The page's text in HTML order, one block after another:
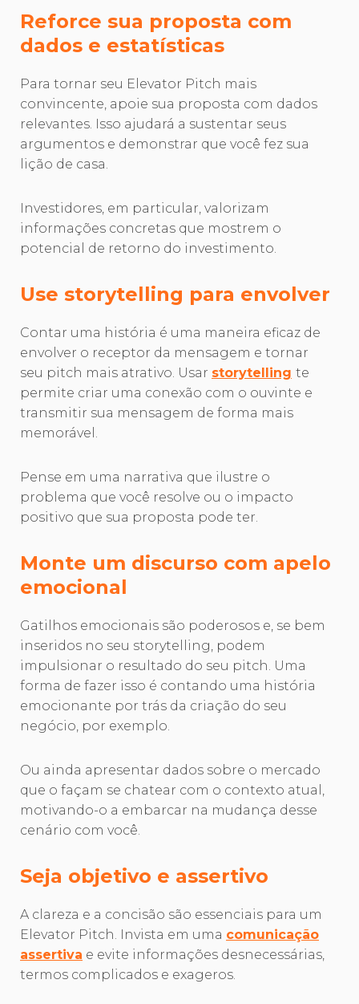
Reforce sua proposta com
dados e estatísticas
Para tornar seu Elevator Pitch mais
convincente, apoie sua proposta com dados
relevantes. Isso ajudará a sustentar seus
argumentos e demonstrar que você fez sua
lição de casa.
Investidores, em particular, valorizam
informações concretas que mostrem o
potencial de retorno do investimento.
Use storytelling para envolver
Contar uma história é uma maneira eficaz de
envolver o receptor da mensagem e tornar
seu pitch mais atrativo. Usar storytelling te
permite criar uma conexão com o ouvinte e
transmitir sua mensagem de forma mais
memorável.
Pense em uma narrativa que ilustre o
problema que você resolve ou o impacto
positivo que sua proposta pode ter.
Monte um discurso com apelo
emocional
Gatilhos emocionais são poderosos e, se bem
inseridos no seu storytelling, podem
impulsionar o resultado do seu pitch. Uma
forma de fazer isso é contando uma história
emocionante por trás da criação do seu
negócio, por exemplo.
Ou ainda apresentar dados sobre o mercado
que o façam se chatear com o contexto atual,
motivando-o a embarcar na mudança desse
cenário com você.
Seja objetivo e assertivo
A clareza e a concisão são essenciais para um
Elevator Pitch. Invista em uma comunicação
assertiva e evite informações desnecessárias,
termos complicados e exageros.